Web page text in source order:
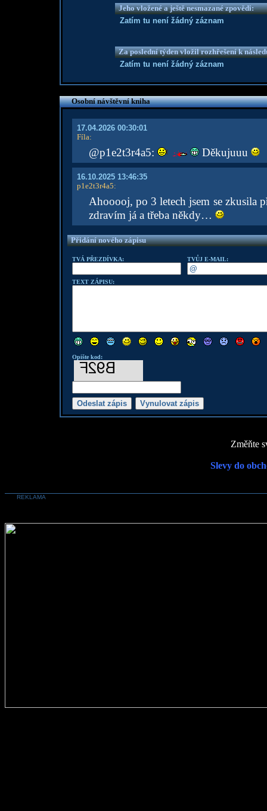
Jeho vložené a ještě nesmazané zpovědi:
Zatím tu není žádný záznam
Za poslední týden vložil rozhřešení k
Zatím tu není žádný záznam
Osobní návštěvní kniha
17.04.2026 00:30:01
Fíla:
@p1e2t3r4a5: Děkujuuu
16.10.2025 13:46:35
p1e2t3r4a5:
Ahooooj, po 3 letech jsem se zkusila
zdravím já a třeba někdy…
Přidání nového zápisu
TVÁ PŘEZDÍVKA: TVŮJ E-MAIL:
TEXT ZÁPISU:
Opište kod:
Změňte
Slevy do
REKLAMA